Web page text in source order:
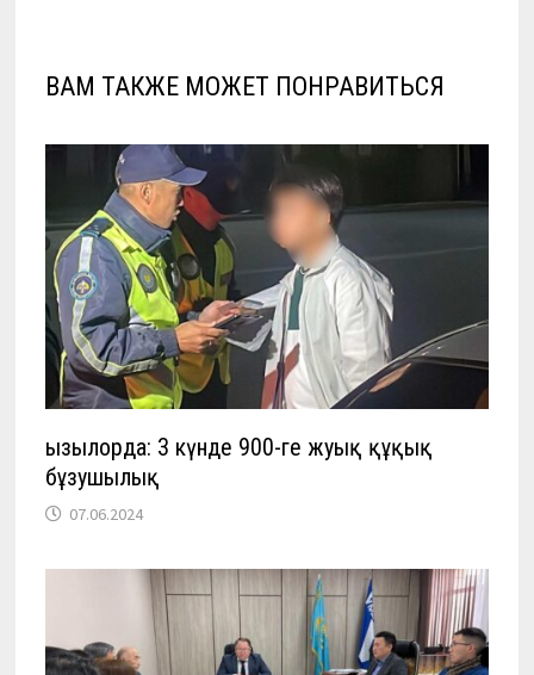
ВАМ ТАКЖЕ МОЖЕТ ПОНРАВИТЬСЯ
Қызылорда: 3 күнде 900-ге жуық құқық
бұзушылық
07.06.2024